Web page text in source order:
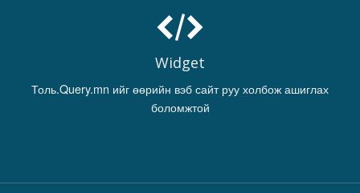
Widget
Толь.Query.mn ийг өөрийн вэб сайт руу холбож ашиглах
боломжтой